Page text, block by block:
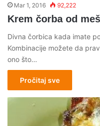
Mar 1, 2016 92,222
Krem čorba od
Divna čorbica kada imate
Kombinacije možete da
ono što…
Pročitaj sve